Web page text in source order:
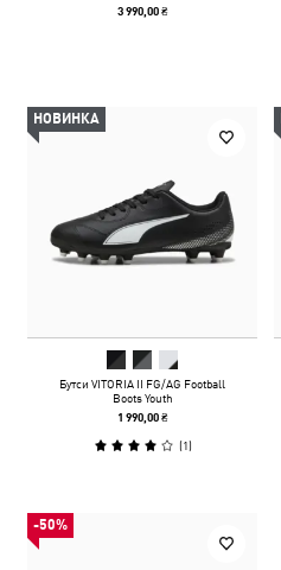
3 990,00 ₴
НОВИНКА
Бутси VITORIA II FG/AG Football
Boots Youth
1 990,00 ₴
(1)
-50%